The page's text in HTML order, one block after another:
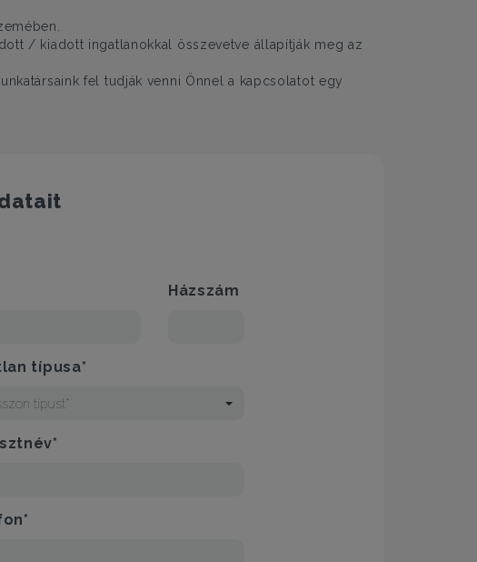
/ kiadott ingatlanokkal összevetve állapítják meg az
fel tudják venni Önnel a kapcsolatot egy
Házszám
típusa*
típust*